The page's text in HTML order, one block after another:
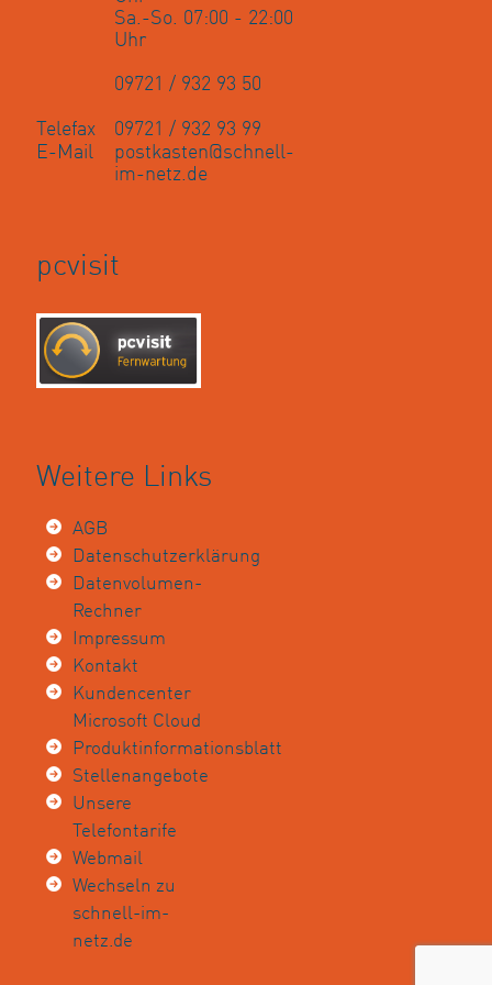
anschließen?
Update einspielen?
Internetbrowser meldet „Dies ist keine sichere
Sa.-So. 07:00 - 22:00
Uhr
09721 / 932 93 50
Telefax
09721 / 932 93 99
E-Mail
postkasten@schnell-
im-netz.de
pcvisit
Weitere Links
AGB
Datenschutzerklärung
Datenvolumen-
Rechner
Impressum
Kontakt
Kundencenter
Microsoft Cloud
Produktinformationsblatt
Stellenangebote
Unsere
Telefontarife
Webmail
Wechseln zu
schnell-im-
netz.de